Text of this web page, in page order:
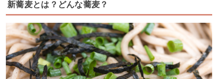
新蕎麦とは？どんな蕎麦？